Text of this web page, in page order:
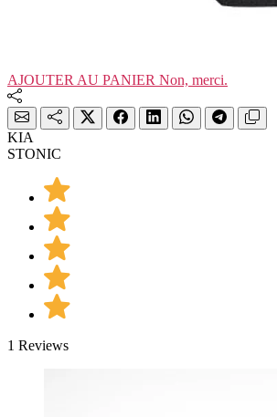
AJOUTER AU PANIER Non, merci.
KIA
STONIC
1 Reviews